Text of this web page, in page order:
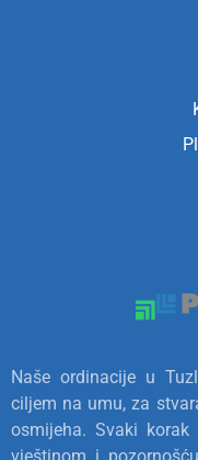
Naše ordinacije u
ciljem na umu, za
osmijeha. Svaki